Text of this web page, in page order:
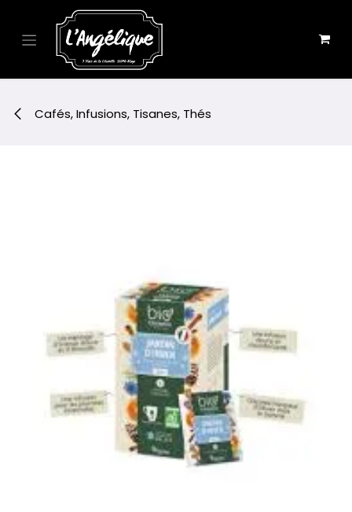
Se rendre au contenu
Cafés, Infusions, Tisanes, Thés